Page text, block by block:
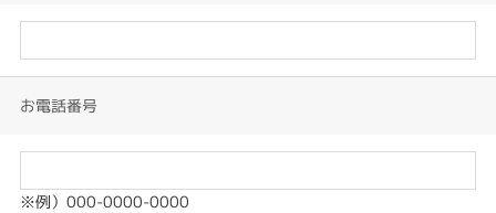
お電話番号
※例）000-0000-0000